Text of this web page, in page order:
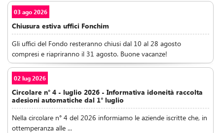
03 ago 2026
Chiusura estiva uffici Fonchim
Gli uffici del Fondo resteranno chiusi dal 10 al 28 agosto
compresi e riapriranno il 31 agosto. Buone vacanze!
02 lug 2026
Circolare n° 4 - luglio 2026 - Informativa idoneità raccolta
adesioni automatiche dal 1° luglio
Nella circolare n° 4 del 2026 informiamo le aziende iscritte che, in
ottemperanza alle ...